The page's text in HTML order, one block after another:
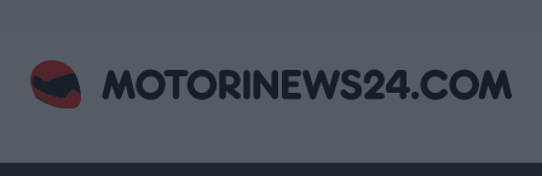
content